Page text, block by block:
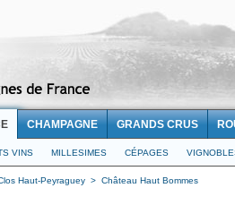
CHAMPAGNE GRANDS CRUS
VINS MILLESIMES CÉPAGES
Haut-Peyraguey > Château Haut Bommes